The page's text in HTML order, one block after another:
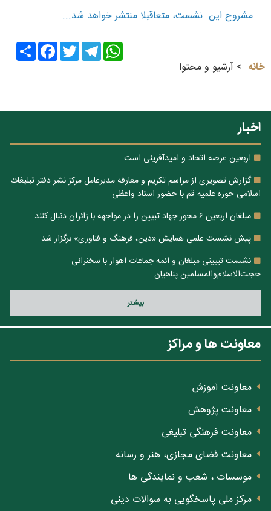
مشروح این نشست، متعاقبلا منتشر خواهد شد...
Share
FacebookTwitter
Telegram
WhatsApp
خانه
آرشیو و محتوا
اخبار
اربعین عرصه اتحاد و امیدآفرینی است
گزارش تصویری از مراسم تکریم و معارفه مدیرعامل مرکز نشر دفتر تبلیغات
اسلامی حوزه علمیه قم با حضور استاد واعظی
مبلغان اربعین ۶ محور جهاد تبیین را در مواجهه با زائران دنبال کنند
پیش نشست علمی همایش «دین، فرهنگ و فناوری» برگزار شد
نشست تبیینی مبلغان و ائمه جماعات اهواز با سخنرانی
حجت‌الاسلام‌والمسلمین پناهیان
بيشتر
معاونت ها و مراکز
معاونت آموزش
معاونت پژوهش
معاونت فرهنگی تبلیغی
معاونت فضای مجازی، هنر و رسانه
موسسات ، شعب و نمایندگی ها
مرکز ملی پاسخگویی به سوالات دینی